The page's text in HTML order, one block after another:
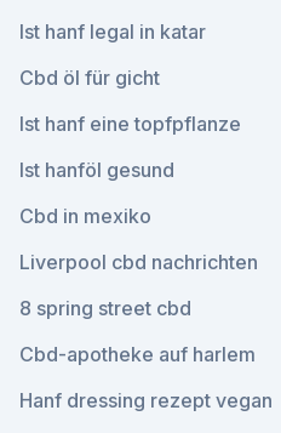
Ist hanf legal in katar
Cbd öl für gicht
Ist hanf eine topfpflanze
Ist hanföl gesund
Cbd in mexiko
Liverpool cbd nachrichten
8 spring street cbd
Cbd-apotheke auf harlem
Hanf dressing rezept vegan